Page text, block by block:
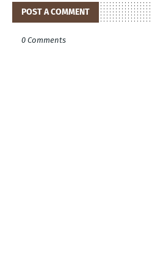
POST A COMMENT
0 Comments